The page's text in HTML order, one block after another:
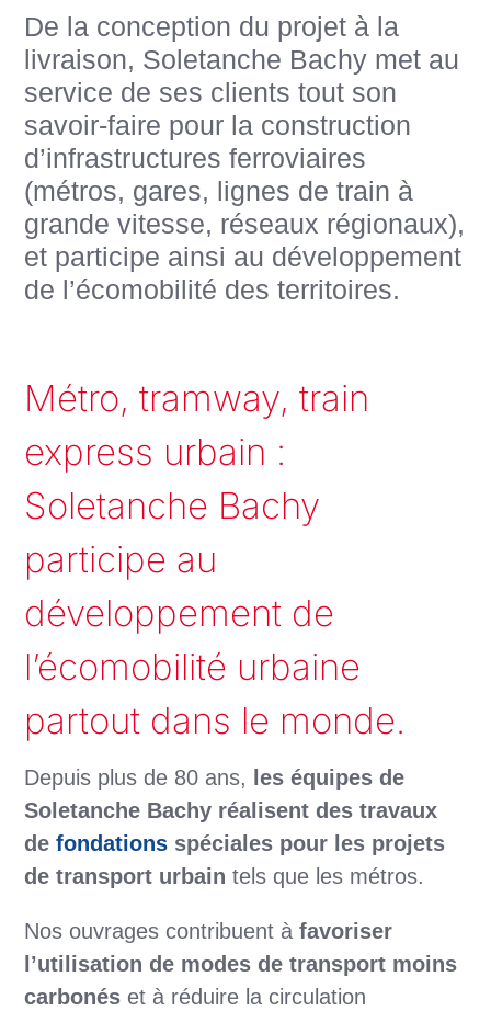
De la conception du projet à la
livraison, Soletanche Bachy met au
service de ses clients tout son
savoir-faire pour la construction
d’infrastructures ferroviaires
(métros, gares, lignes de train à
grande vitesse, réseaux régionaux),
et participe ainsi au développement
de l’écomobilité des territoires.
Métro, tramway, train
express urbain :
Soletanche Bachy
participe au
développement de
l’écomobilité urbaine
partout dans le monde.
Depuis plus de 80 ans, les équipes de
Soletanche Bachy réalisent des travaux
defondations spéciales pour les projets
de transport urbain tels que les métros.
Nos ouvrages contribuent àfavoriser
l’utilisation de modes de transport moins
carbonés et à réduire la circulation